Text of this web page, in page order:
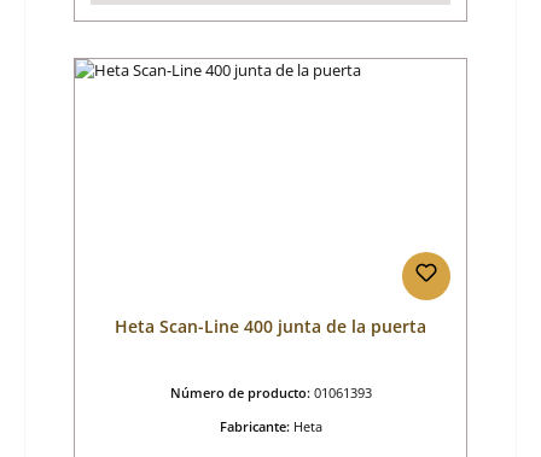
Heta Scan-Line 400 junta de la puerta
Número de producto: 01061393
Fabricante: Heta